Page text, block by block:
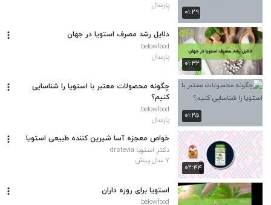
۰۱:۲۹
پارسال
۰۱:۳۲
دلایل رشد مصرف استویا در جهان
belowfood
پارسال
۰۱:۲۵
چگونه محصولات معتبر با استویا را شناسایی
کنیم؟
belowfood
پارسال
۰۲:۴۴
خواص معجزه آسا شیرین کننده طبیعی استویا
دکتر استویا drstevia
۷ سال پیش
استویا برای روزه داران
belowfood